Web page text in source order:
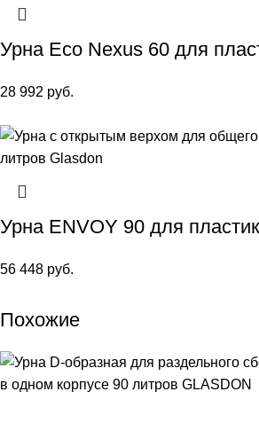
Урна Eco Nexus 60 для
28 992 руб.
Урна ENVOY 90 для
56 448 руб.
Похожие